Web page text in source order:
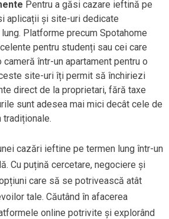
Pentru a găsi cazare ieftină pe
aplicații și site-uri dedicate
Platforme precum Spotahome
pentru studenți sau cei care
într-un apartament pentru o
site-uri îți permit să închiriezi
direct de la proprietari, fără taxe
sunt adesea mai mici decât cele de
cazări ieftine pe termen lung într-un
Cu puțină cercetare, negociere și
care să se potrivească atât
tale. Căutând în afacerea
online potrivite și explorând